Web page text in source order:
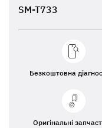
SM-T733
Безкоштовна
Оригінальні